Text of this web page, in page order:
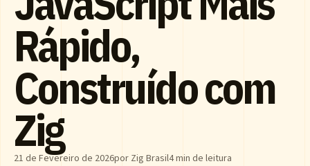
Rápido,
Construído com
Zig
21 de Fevereiro de 2026por Zig Brasil4 min de leitura